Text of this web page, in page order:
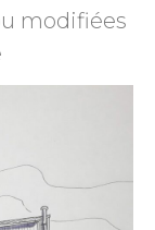
modifiées